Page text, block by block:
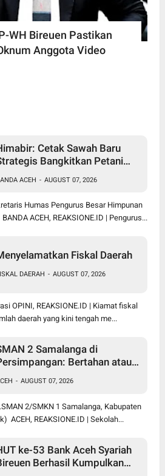
WH Bireuen Pastikan
Anggota Video
Cetak Sawah Baru
Bangkitkan Petani
ACEH - AUGUST 07, 2026
Humas Pengurus Besar Himpunan
ACEH, REAKSIONE.ID | Pengurus...
Fiskal Daerah
DAERAH - AUGUST 07, 2026
OPINI, REAKSIONE.ID | Kiamat fiskal
daerah yang kini tengah me...
2 Samalanga di
Bertahan atau
- AUGUST 07, 2026
2/SMKN 1 Samalanga, Kabupaten
ACEH, REAKSIONE.ID | Sekolah...
ke-53 Bank Aceh Syariah
Berhasil Kumpulkan